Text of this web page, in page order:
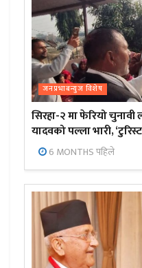
जनप्रभाबन्युज विशेष
सिरहा-२ मा फेरियो चुनावी
यादवको पल्ला भारी,
6 MONTHS पहिले